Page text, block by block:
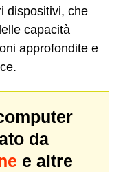
dispositivi, che
capacità
approfondite e
da
e altre